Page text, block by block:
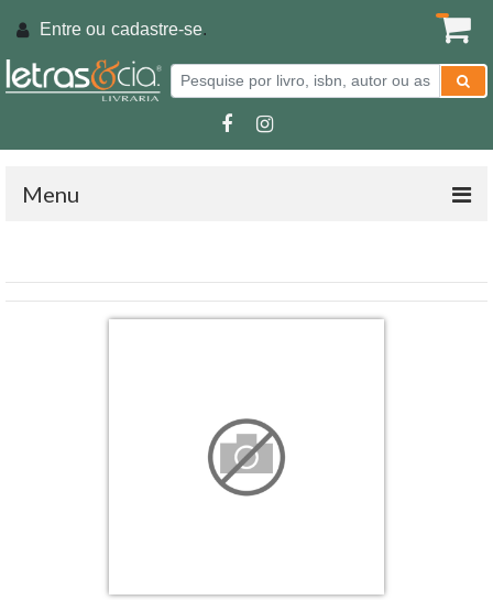
Entre ou cadastre-se.
Menu